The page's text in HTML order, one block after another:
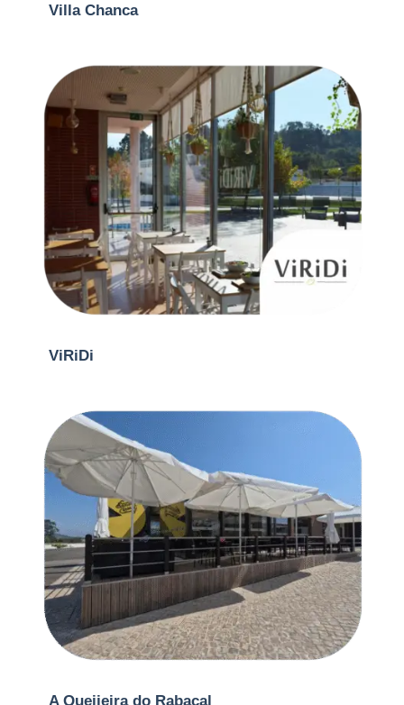
Villa Chanca
ViRiDi
A Queijeira do Rabaçal